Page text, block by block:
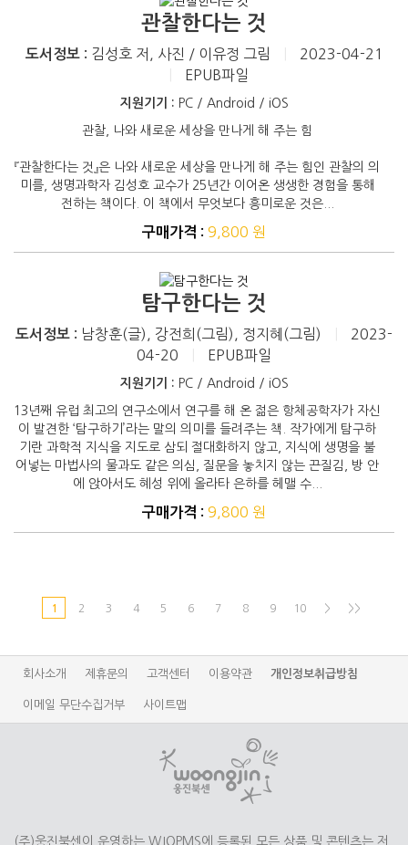
관찰한다는 것
도서정보 : 김성호 저, 사진 / 이유정 그림
2023-04-21
EPUB파일
지원기기 : PC / Android / iOS
관찰, 나와 새로운 세상을 만나게 해 주는 힘
『관찰한다는 것』은 나와 새로운 세상을 만나게 해 주는 힘인 관찰의 의
미를, 생명과학자 김성호 교수가 25년간 이어온 생생한 경험을 통해
전하는 책이다. 이 책에서 무엇보다 흥미로운 것은...
구매가격 : 9,800 원
탐구한다는 것
도서정보 : 남창훈(글), 강전희(그림), 정지혜(그림)
2023-
04-20
EPUB파일
지원기기 : PC / Android / iOS
13년째 유럽 최고의 연구소에서 연구를 해 온 젊은 항체공학자가 자신
이 발견한 ‘탐구하기’라는 말의 의미를 들려주는 책. 작가에게 탐구하
기란 과학적 지식을 지도로 삼되 절대화하지 않고, 지식에 생명을 불
어넣는 마법사의 물과도 같은 의심, 질문을 놓치지 않는 끈질김, 방 안
에 앉아서도 혜성 위에 올라타 은하를 헤맬 수...
구매가격 : 9,800 원
1 2 3 4 5 6 7 8 9 10 > >>
회사소개 제휴문의 고객센터 이용약관 개인정보취급방침
이메일 무단수집거부 사이트맵
(주)웅진북센이 운영하는 WJOPMS에 등록된 모든 상품 및 콘텐츠는 저